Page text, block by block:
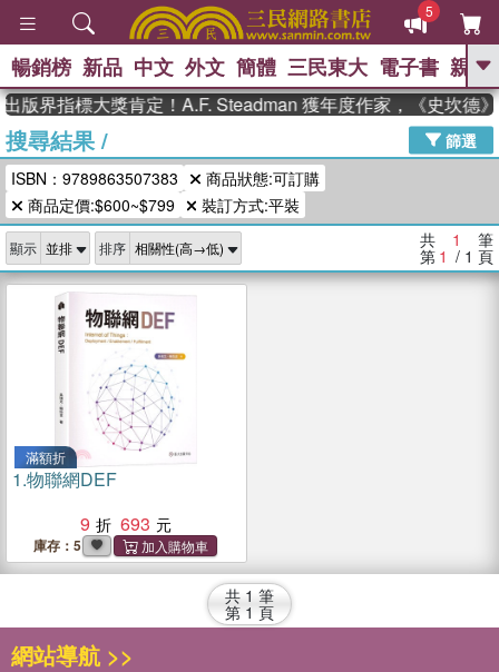
5
GO
高希均教授回憶錄
、 The Odyssey 、 父親節 、 花開錦
繡 、 暑期推薦
李登輝時代 、
、 偉大的迷走神經 、 如果歷史是一
群喵
暢銷榜 新品 中文 外文 簡體 三民東大 電子書 親子
版界指標大獎肯定！A.F. Steadman 獲年度作家，《史坎德
搜尋結果/
篩選
ISBN：9789863507383
商品狀態:可訂購
商品定價:$600~$799
裝訂方式:平裝
顯示 排序 共 1 筆
第 1 / 1 頁
滿額折
1.物聯網DEF
9
693
庫存：5
共 1 筆
第 1 頁
網站導航 >>